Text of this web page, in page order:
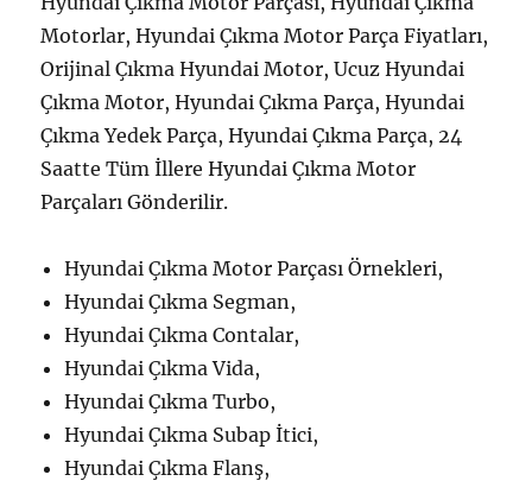
Motorlar, Hyundai Çıkma Motor Parça Fiyatları,
Orijinal Çıkma Hyundai Motor, Ucuz Hyundai
Çıkma Motor, Hyundai Çıkma Parça, Hyundai
Çıkma Yedek Parça, Hyundai Çıkma Parça, 24
Saatte Tüm İllere Hyundai Çıkma Motor
Parçaları Gönderilir.
Hyundai Çıkma Motor Parçası Örnekleri,
Hyundai Çıkma Segman,
Hyundai Çıkma Contalar,
Hyundai Çıkma Vida,
Hyundai Çıkma Turbo,
Hyundai Çıkma Subap İtici,
Hyundai Çıkma Flanş,